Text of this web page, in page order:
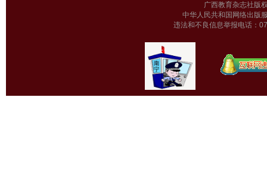
广西教育杂志
中华人民共和国网络出版
违法和不良信息举报电话：